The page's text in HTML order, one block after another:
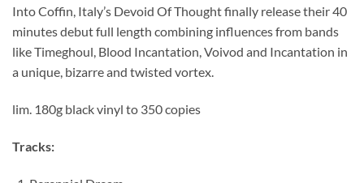
Into Coffin, Italy’s Devoid Of Thought finally release their 40
minutes debut full length combining influences from bands
like Timeghoul, Blood Incantation, Voivod and Incantation in
a unique, bizarre and twisted vortex.
lim. 180g black vinyl to 350 copies
Tracks: